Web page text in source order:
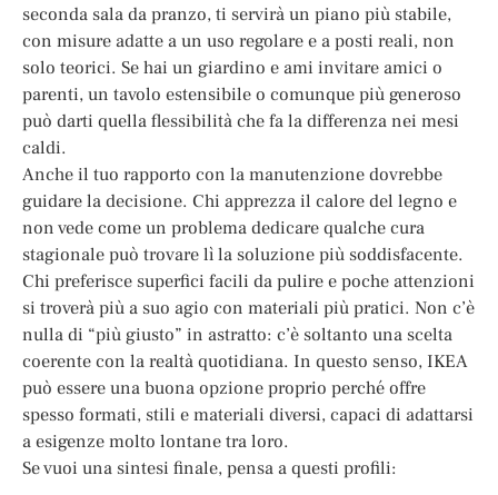
seconda sala da pranzo, ti servirà un piano più stabile,
con misure adatte a un uso regolare e a posti reali, non
solo teorici. Se hai un giardino e ami invitare amici o
parenti, un tavolo estensibile o comunque più generoso
può darti quella flessibilità che fa la differenza nei mesi
caldi.
Anche il tuo rapporto con la manutenzione dovrebbe
guidare la decisione. Chi apprezza il calore del legno e
non vede come un problema dedicare qualche cura
stagionale può trovare lì la soluzione più soddisfacente.
Chi preferisce superfici facili da pulire e poche attenzioni
si troverà più a suo agio con materiali più pratici. Non c’è
nulla di “più giusto” in astratto: c’è soltanto una scelta
coerente con la realtà quotidiana. In questo senso, IKEA
può essere una buona opzione proprio perché offre
spesso formati, stili e materiali diversi, capaci di adattarsi
a esigenze molto lontane tra loro.
Se vuoi una sintesi finale, pensa a questi profili: